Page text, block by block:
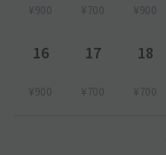
¥900 ¥700 ¥900
16
¥900
17
¥700
18
¥700